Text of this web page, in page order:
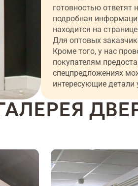
готовностью ответят
подробная
находится на странице
Для оптовых
Кроме того, у нас
покупателям
спецпредложениях
интересующие детали